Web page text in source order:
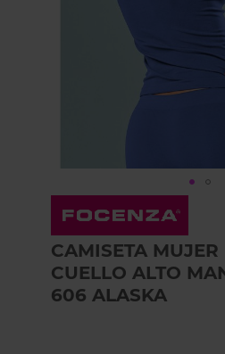
CAMISETA MUJER
CUELLO ALTO
606 ALASKA
beginning
images